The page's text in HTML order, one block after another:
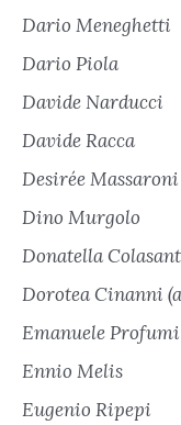
Dario Meneghetti
Dario Piola
Davide Narducci
Davide Racca
Desirée Massaroni
Dino Murgolo
Donatella
Dorotea Cinanni
Emanuele Profumi
Ennio Melis
Eugenio Ripepi